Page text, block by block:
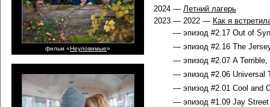
фильм «Неуловимые»
2024 — Летний лагерь
2023 — 2022 — Как я
— эпизод #2.17 Out of
— эпизод #2.16 The
— эпизод #2.07 A Terrible,
— эпизод #2.06 Universal
— эпизод #2.01 Cool and
— эпизод #1.09 Jay Street